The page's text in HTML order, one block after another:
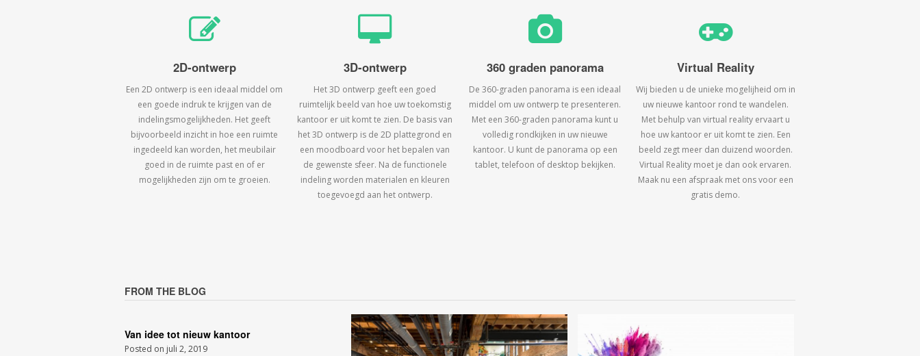
2D-ontwerp
Een 2D ontwerp is een ideaal middel om
een goede indruk te krijgen van de
indelingsmogelijkheden. Het geeft
bijvoorbeeld inzicht in hoe een ruimte
ingedeeld kan worden, het meubilair
goed in de ruimte past en of er
mogelijkheden zijn om te groeien.
3D-ontwerp
Het 3D ontwerp geeft een goed
ruimtelijk beeld van hoe uw toekomstig
kantoor er uit komt te zien. De basis van
het 3D ontwerp is de 2D plattegrond en
een moodboard voor het bepalen van
de gewenste sfeer. Na de functionele
indeling worden materialen en kleuren
toegevoegd aan het ontwerp.
360 graden panorama
De 360-graden panorama is een ideaal
middel om uw ontwerp te presenteren.
Met een 360-graden panorama kunt u
volledig rondkijken in uw nieuwe
kantoor. U kunt de panorama op een
tablet, telefoon of desktop bekijken.
Virtual Reality
Wij bieden u de unieke mogelijheid om in
uw nieuwe kantoor rond te wandelen.
Met behulp van virtual reality ervaart u
hoe uw kantoor er uit komt te zien. Een
beeld zegt meer dan duizend woorden.
Virtual Reality moet je dan ook ervaren.
Maak nu een afspraak met ons voor een
gratis demo.
FROM THE BLOG
Van idee tot nieuw kantoor
Posted on juli 2, 2019